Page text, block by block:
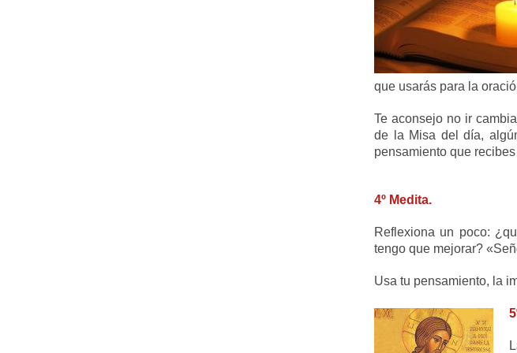
que usarás para la
Te aconsejo no ir
de la Misa del día,
pensamiento que
4º Medita.
Reflexiona un poco:
tengo que mejorar?
Usa tu pensamiento, la